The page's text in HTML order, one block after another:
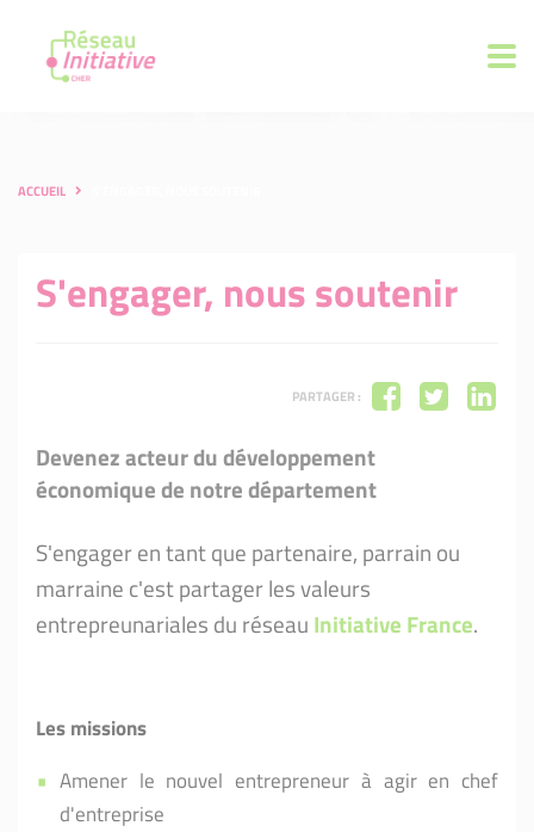
ACCUEIL
S'engager, nous soutenir
PARTAGER :
Devenez acteur du développement
économique de notre département
S'engager en tant que partenaire, parrain ou
marraine c'est partager les valeurs
entrepreunariales du réseau Initiative France.
Les missions
Amener le nouvel entrepreneur à agir en chef
d'entreprise